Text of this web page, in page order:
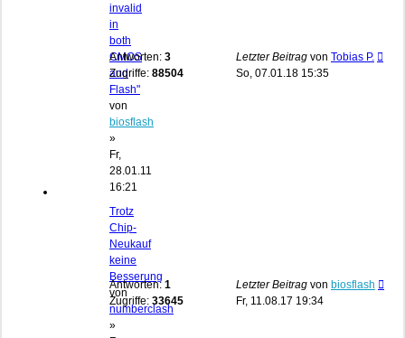
invalid
in
both
CMOS
and
Flash"
von
biosflash
»
Fr,
28.01.11
16:21
Antworten: 3
Zugriffe: 88504
Letzter Beitrag von Tobias P.
So, 07.01.18 15:35
Trotz
Chip-
Neukauf
keine
Besserung
von
numberclash
»
Antworten: 1
Zugriffe: 33645
Letzter Beitrag von biosflash
Fr, 11.08.17 19:34